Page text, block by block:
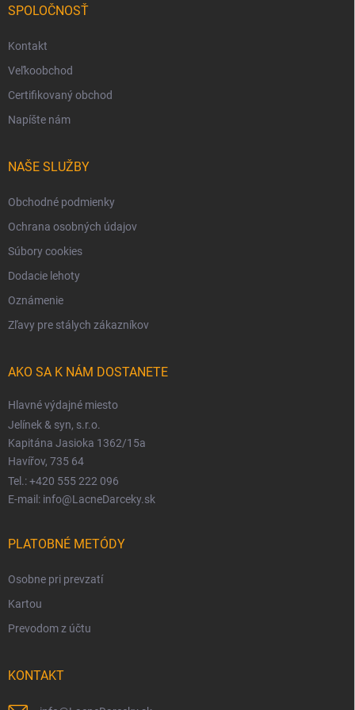
SPOLOČNOSŤ
Kontakt
Veľkoobchod
Certifikovaný obchod
Napíšte nám
NAŠE SLUŽBY
Obchodné podmienky
Ochrana osobných údajov
Súbory cookies
Dodacie lehoty
Oznámenie
Zľavy pre stálych zákazníkov
AKO SA K NÁM DOSTANETE
Hlavné výdajné miesto
Jelínek & syn, s.r.o.
Kapitána Jasioka 1362/15a
Havířov, 735 64
Tel.: +420 555 222 096
E-mail: info@LacneDarceky.sk
PLATOBNÉ METÓDY
Osobne pri prevzatí
Kartou
Prevodom z účtu
KONTAKT